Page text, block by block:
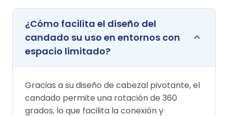
¿Cómo facilita el diseño del
candado su uso en entornos con
espacio limitado?
Gracias a su diseño de cabezal pivotante, el
candado permite una rotación de 360
grados, lo que facilita la conexión y